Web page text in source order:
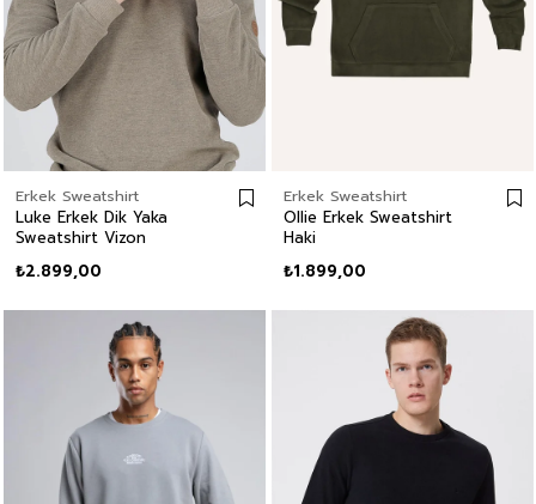
Erkek Sweatshirt
Luke Erkek Dik Yaka
Sweatshirt Vizon
₺2.899,00
Erkek Sweatshirt
Ollie Erkek Sweatshirt
Haki
₺1.899,00